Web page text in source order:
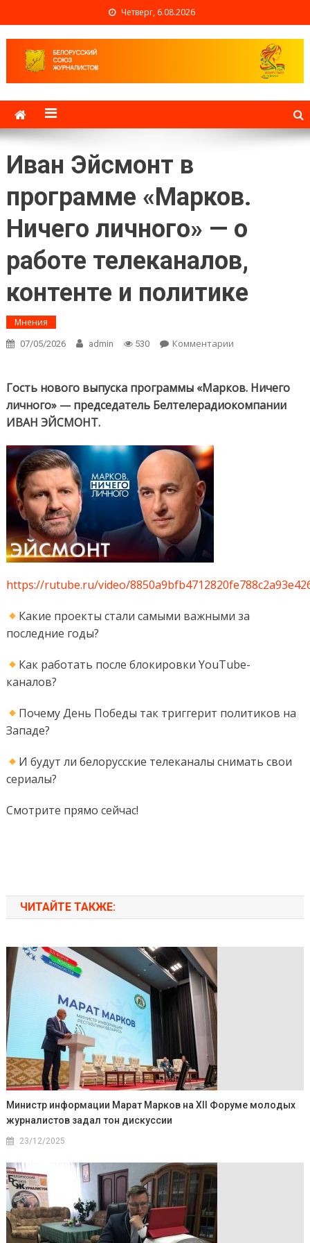
Четверг, 6.08.2026
Белорусский союз
журналистов
Иван Эйсмонт в
программе «Марков.
Ничего личного» — о
работе телеканалов,
контенте и политике
Мнения
07/05/2026 admin 530 Комментарии
«Марков.
личного» — о
Гость нового выпуска программы «Марков. Ничего
личного» — председатель Белтелерадиокомпании
ИВАН ЭЙСМОНТ.
https://rutube.ru/video/
Какие проекты стали самыми важными за
последние годы?
Как работать после блокировки YouTube-
каналов?
Почему День Победы так триггерит политиков на
Западе?
И будут ли белорусские телеканалы снимать свои
сериалы?
Смотрите прямо сейчас!
ЧИТАЙТЕ ТАКЖЕ:
Министр информации Марат Марков на XII Форуме молодых
журналистов задал тон дискуссии
23/12/2025